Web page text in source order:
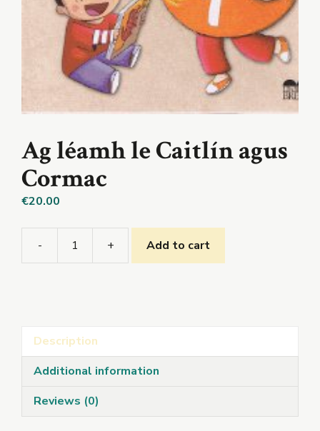
Ag léamh le Caitlín agus
Cormac
€20.00
-
quantity
+ Add to cart
Description
Additional information
Reviews (0)